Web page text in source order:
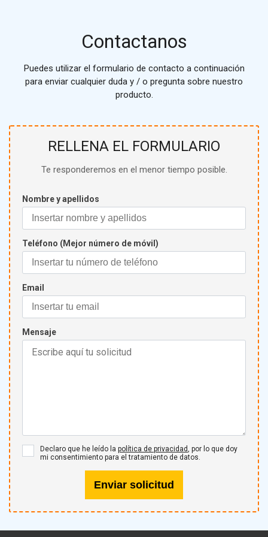
Contactanos
Puedes utilizar el formulario de contacto a continuación
para enviar cualquier duda y / o pregunta sobre nuestro
producto.
RELLENA EL FORMULARIO
Te responderemos en el menor tiempo posible.
Nombre y apellidos
Teléfono (Mejor número de móvil)
Email
Mensaje
Declaro que he leído la política de privacidad, por lo que doy
mi consentimiento para el tratamiento de datos.
Enviar solicitud